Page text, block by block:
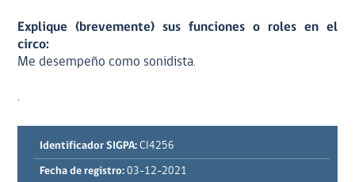
Explique (brevemente) sus funciones o roles en el
circo:
Me desempeño como sonidista.
.
Identificador SIGPA: CI4256
Fecha de registro: 03-12-2021